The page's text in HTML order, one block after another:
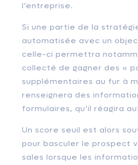
l’entreprise.
Si une partie de la
automatisée avec un
celle-ci permettra
collecté de gagner des «
supplémentaires au fur à
renseignera des
formulaires, qu’il réagira
Un score seuil est alors
pour basculer le prospect
sales lorsque les